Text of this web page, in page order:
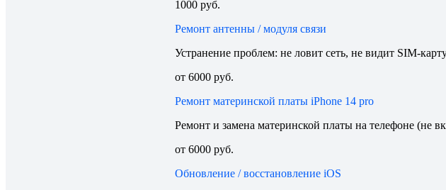
1000 руб.
Ремонт антенны / модуля связи
Устранение проблем: не ловит сеть, не видит SIM-
от 6000 руб.
Ремонт материнской платы iPhone 14 pro
Ремонт и замена материнской платы на телефоне (не
от 6000 руб.
Обновление / восстановление iOS